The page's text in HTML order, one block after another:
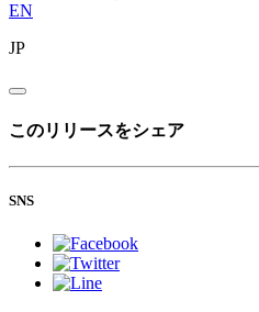
EN
JP
このリリースをシェア
SNS